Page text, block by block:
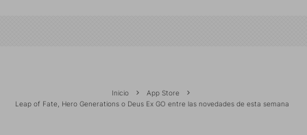
Inicio
App Store
Leap of Fate, Hero Generations o Deus Ex GO entre las novedades de esta semana